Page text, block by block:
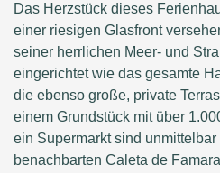
Das Herzstück dieses
einer riesigen Glasfront
seiner herrlichen Meer- und
eingerichtet wie das gesamte
die ebenso große, private
einem Grundstück mit über
ein Supermarkt sind
benachbarten Caleta de